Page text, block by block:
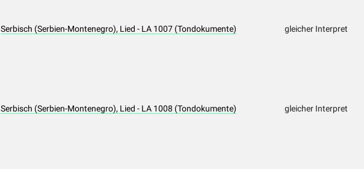
Serbisch (Serbien-Montenegro), Lied - LA 1007 (Tondokumente) gleicher Interpret
Serbisch (Serbien-Montenegro), Lied - LA 1008 (Tondokumente) gleicher Interpret